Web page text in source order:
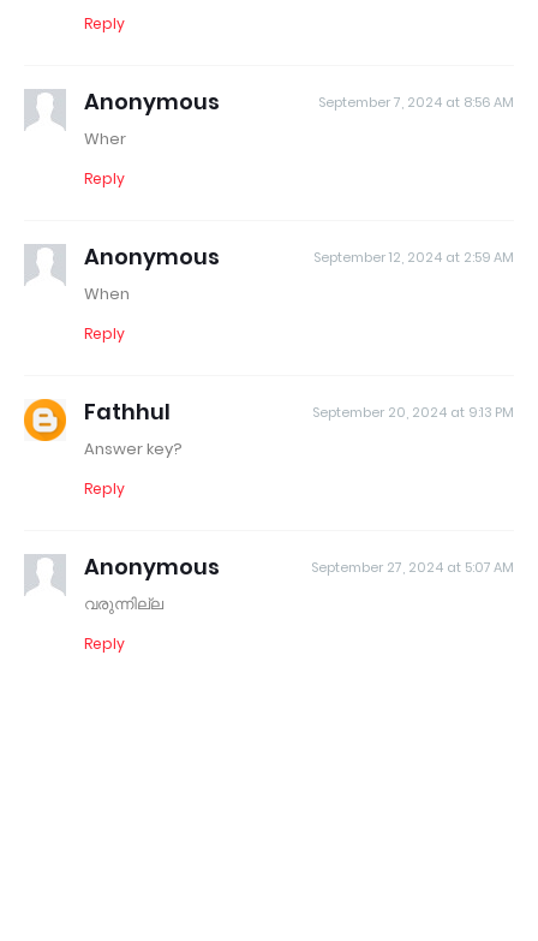
Reply
Anonymous September 7, 2024 at 8:56 AM
Wher
Reply
Anonymous September 12, 2024 at 2:59 AM
When
Reply
Fathhul September 20, 2024 at 9:13 PM
Answer key?
Reply
Anonymous September 27, 2024 at 5:07 AM
വരുന്നില്ല
Reply